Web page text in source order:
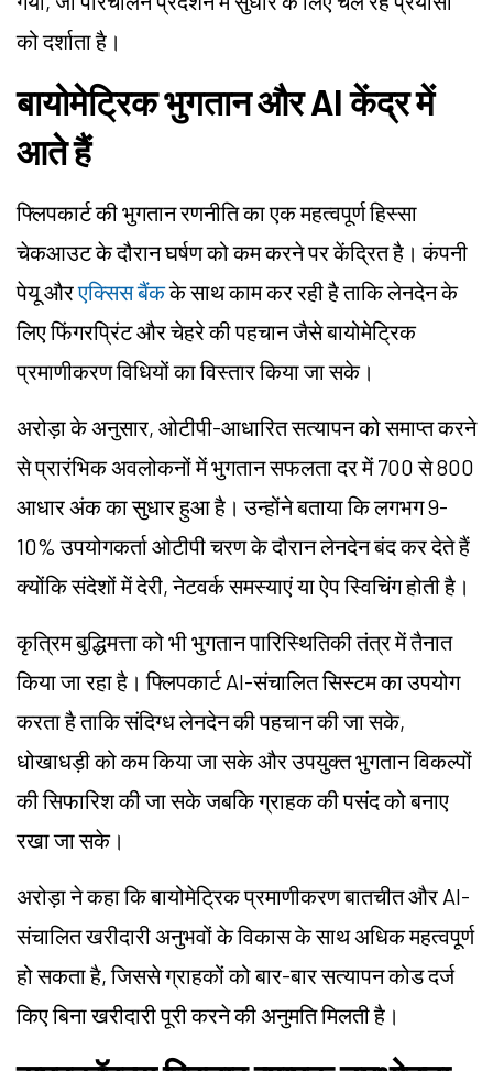
को दर्शाता है।
बायोमेट्रिक भुगतान और AI केंद्र में
आते हैं
फ्लिपकार्ट की भुगतान रणनीति का एक महत्वपूर्ण हिस्सा
चेकआउट के दौरान घर्षण को कम करने पर केंद्रित है। कंपनी
पेयू औरएक्सिस बैंकके साथ काम कर रही है ताकि लेनदेन के
लिए फिंगरप्रिंट और चेहरे की पहचान जैसे बायोमेट्रिक
प्रमाणीकरण विधियों का विस्तार किया जा सके।
अरोड़ा के अनुसार, ओटीपी-आधारित सत्यापन को समाप्त करने
से प्रारंभिक अवलोकनों में भुगतान सफलता दर में 700 से 800
आधार अंक का सुधार हुआ है। उन्होंने बताया कि लगभग 9-
10% उपयोगकर्ता ओटीपी चरण के दौरान लेनदेन बंद कर देते हैं
क्योंकि संदेशों में देरी, नेटवर्क समस्याएं या ऐप स्विचिंग होती है।
कृत्रिम बुद्धिमत्ता को भी भुगतान पारिस्थितिकी तंत्र में तैनात
किया जा रहा है। फ्लिपकार्ट AI-संचालित सिस्टम का उपयोग
करता है ताकि संदिग्ध लेनदेन की पहचान की जा सके,
धोखाधड़ी को कम किया जा सके और उपयुक्त भुगतान विकल्पों
की सिफारिश की जा सके जबकि ग्राहक की पसंद को बनाए
रखा जा सके।
अरोड़ा ने कहा कि बायोमेट्रिक प्रमाणीकरण बातचीत और AI-
संचालित खरीदारी अनुभवों के विकास के साथ अधिक महत्वपूर्ण
हो सकता है, जिससे ग्राहकों को बार-बार सत्यापन कोड दर्ज
किए बिना खरीदारी पूरी करने की अनुमति मिलती है।